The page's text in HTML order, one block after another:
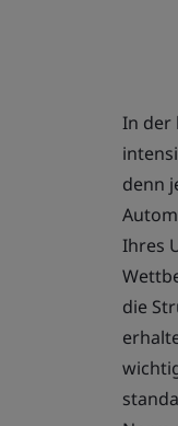
In der
denn
Ihres
die